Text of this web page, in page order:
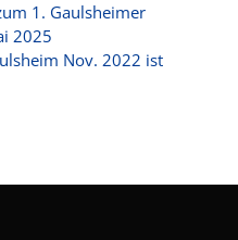
1. Gaulsheimer
2025
Nov. 2022 ist